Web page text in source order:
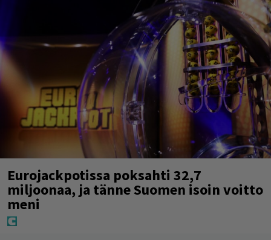
Eurojackpotissa poksahti 32,7
miljoonaa, ja tänne Suomen isoin voitto
meni